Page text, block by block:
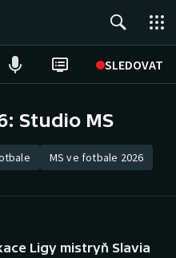
SLEDOVAT
Studio MS
MS ve fotbale 2026
Ligy mistryň Slavia